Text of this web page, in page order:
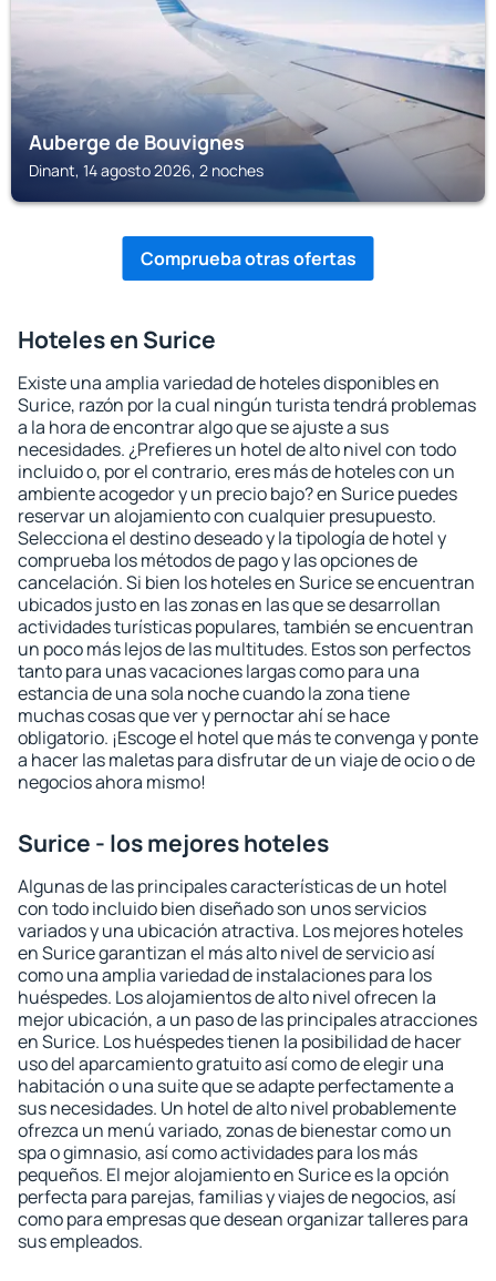
Auberge de Bouvignes
Dinant, 14 agosto 2026, 2 noches
Comprueba otras ofertas
Hoteles en Surice
Existe una amplia variedad de hoteles disponibles en
Surice, razón por la cual ningún turista tendrá problemas
a la hora de encontrar algo que se ajuste a sus
necesidades. ¿Prefieres un hotel de alto nivel con todo
incluido o, por el contrario, eres más de hoteles con un
ambiente acogedor y un precio bajo? en Surice puedes
reservar un alojamiento con cualquier presupuesto.
Selecciona el destino deseado y la tipología de hotel y
comprueba los métodos de pago y las opciones de
cancelación. Si bien los hoteles en Surice se encuentran
ubicados justo en las zonas en las que se desarrollan
actividades turísticas populares, también se encuentran
un poco más lejos de las multitudes. Estos son perfectos
tanto para unas vacaciones largas como para una
estancia de una sola noche cuando la zona tiene
muchas cosas que ver y pernoctar ahí se hace
obligatorio. ¡Escoge el hotel que más te convenga y ponte
a hacer las maletas para disfrutar de un viaje de ocio o de
negocios ahora mismo!
Surice - los mejores hoteles
Algunas de las principales características de un hotel
con todo incluido bien diseñado son unos servicios
variados y una ubicación atractiva. Los mejores hoteles
en Surice garantizan el más alto nivel de servicio así
como una amplia variedad de instalaciones para los
huéspedes. Los alojamientos de alto nivel ofrecen la
mejor ubicación, a un paso de las principales atracciones
en Surice. Los huéspedes tienen la posibilidad de hacer
uso del aparcamiento gratuito así como de elegir una
habitación o una suite que se adapte perfectamente a
sus necesidades. Un hotel de alto nivel probablemente
ofrezca un menú variado, zonas de bienestar como un
spa o gimnasio, así como actividades para los más
pequeños. El mejor alojamiento en Surice es la opción
perfecta para parejas, familias y viajes de negocios, así
como para empresas que desean organizar talleres para
sus empleados.